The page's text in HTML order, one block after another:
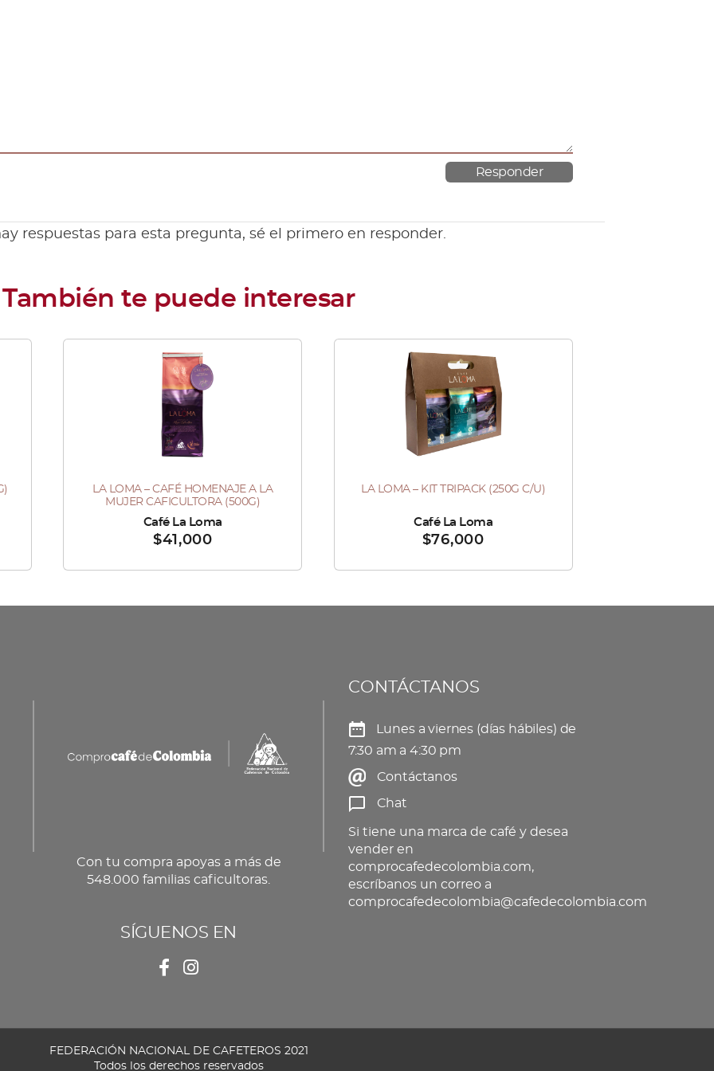
respuestas para esta pregunta, sé el primero en responder.
LA LOMA – CAFÉ HOMENAJE A LA
MUJER CAFICULTORA (500G)
$41,000
Café La Loma
LA LOMA – KIT TRIPACK (250G C/U)
$76,000
Vendido por :Café La Loma
Con tu compra apoyas a más de
548.000 familias caficultoras.
SÍGUENOS EN
CONTÁCTANOS
Lunes a viernes (días hábiles) de
7:30 am a 4:30 pm
Contáctanos
Chat
Si tiene una marca de café y desea
vender en
comprocafedecolombia.com,
escríbanos un correo a
comprocafedecolombia@cafedecolombia.com
FEDERACIÓN NACIONAL DE CAFETEROS 2021
Todos los derechos reservados